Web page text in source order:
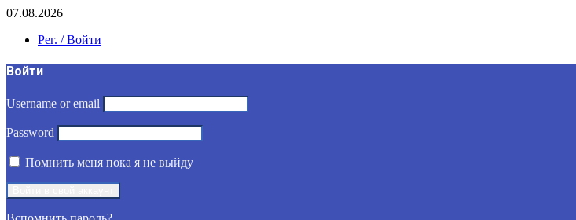
07.08.2026
Рег. / Войти
Войти
Username or email
Password
Помнить меня пока я не выйду